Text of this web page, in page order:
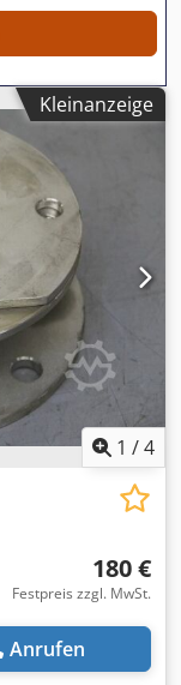
Kleinanzeige
1 /4
180 €
Festpreis zzgl. MwSt.
Anrufen